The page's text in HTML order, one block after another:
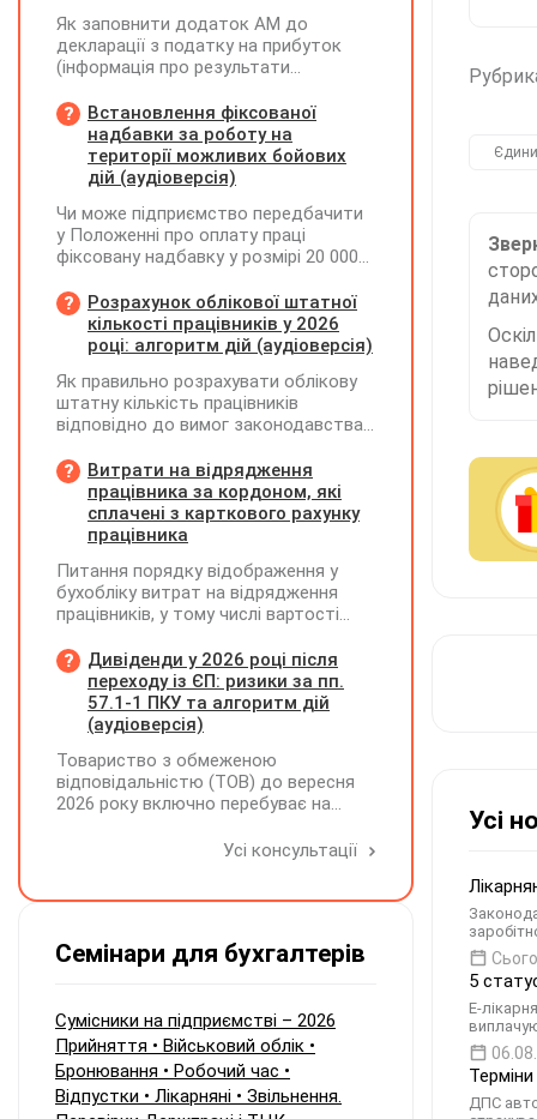
Усі
5
Е-
ДПС
Як заповнити додаток АМ до
декларації з податку на прибуток
(інформація про результати
Чи потрібно для цього брати дані
станом на 01.01.2026 р.? Якщо до
окремих верстатів групи 4
застосовується прискорена
вартість усіх таких верстатів на
початок і кінець звітного періоду?
При цьому щодо частини верстатів
прискореної амортизації прийнято з
01.01.2025 р., а щодо інших — з
01.01.2026 р.
Встановлення фіксованої
надбавки за роботу на
території можливих бойових
дій (аудіоверсія)
Чи може підприємство передбачити
у Положенні про оплату праці
фіксовану надбавку у розмірі 20 000
бойових дій, якщо для окремих
посад вона перевищуватиме 50%
посадового окладу?
Розрахунок облікової штатної
кількості працівників у 2026
році: алгоритм дій (аудіоверсія)
Як правильно розрахувати облікову
штатну кількість працівників
відповідно до вимог законодавства
Витрати на відрядження
працівника за кордоном, які
сплачені з карткового рахунку
працівника
Питання порядку відображення у
бухобліку витрат на відрядження
працівників, у тому числі вартості
карткового рахунку працівника та
підтвердження таких операцій
первинними документами, належать
до компетенції Мінфіну
Дивіденди у 2026 році після
переходу із ЄП: ризики за пп.
57.1-1 ПКУ та алгоритм дій
(аудіоверсія)
Товариство з обмеженою
відповідальністю (ТОВ) до вересня
2026 року включно перебуває на
(єдиний податок, 3 група, ставка 5%,
прибуток). За результатами
системі) підприємство отримало
чистий прибуток, сума
нерозподіленого прибутку в балансі
становить 18 млн грн. Наприкінці
2026 року (вже після переходу на
Усі консультації
Семінари для бухгалтерів
Сумісники на підприємстві – 2026
Прийняття • Військовий облік •
Бронювання • Робочий час •
Відпустки • Лікарняні • Звільнення.